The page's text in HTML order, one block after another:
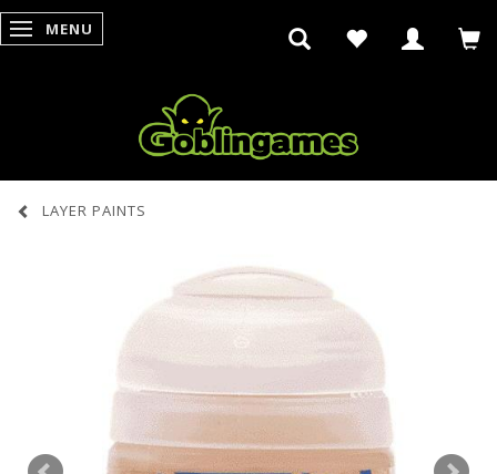
SKIFTE NAVIGATION
MENU
LAYER PAINTS